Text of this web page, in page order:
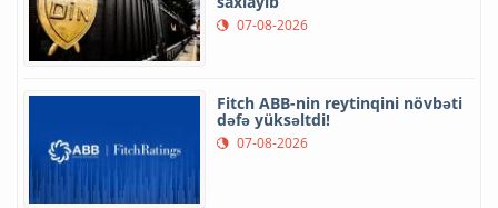
07-08-2026
Fitch ABB-nin reytinqini növbəti
dəfə yüksəltdi!
07-08-2026